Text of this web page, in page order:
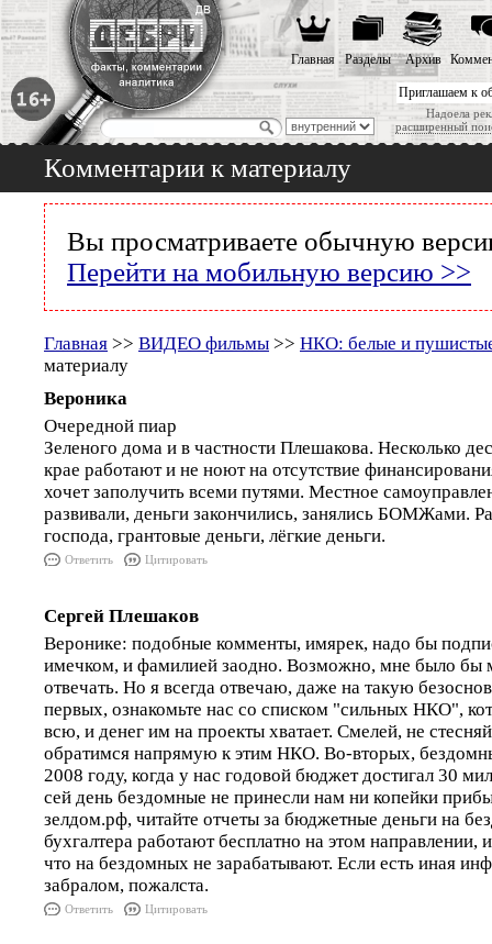
Приглашаем к
Надоела
расширенный
Главная Разделы Архив
Комментарии к материалу
Вы просматриваете обычную
Перейти на мобильную версию >>
Главная >> ВИДЕО фильмы >> НКО: белые и
материалу
Вероника
Очередной пиар
Зеленого дома и в частности Плешакова. Несколько
крае работают и не ноют на отсутствие
хочет заполучить всеми путями. Местное
развивали, деньги закончились, занялись БОМЖами.
господа, грантовые деньги, лёгкие деньги.
Ответить Цитировать
Сергей Плешаков
Веронике: подобные комменты, имярек, надо бы
имечком, и фамилией заодно. Возможно, мне было бы
отвечать. Но я всегда отвечаю, даже на такую
первых, ознакомьте нас со списком "сильных НКО",
всю, и денег им на проекты хватает. Смелей, не
обратимся напрямую к этим НКО. Во-вторых,
2008 году, когда у нас годовой бюджет достигал 30
сей день бездомные не принесли нам ни копейки
зелдом.рф, читайте отчеты за бюджетные деньги на
бухгалтера работают бесплатно на этом
что на бездомных не зарабатывают. Если есть иная
забралом, пожалста.
Ответить Цитировать